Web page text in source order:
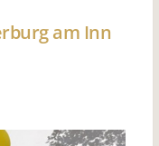
am Inn